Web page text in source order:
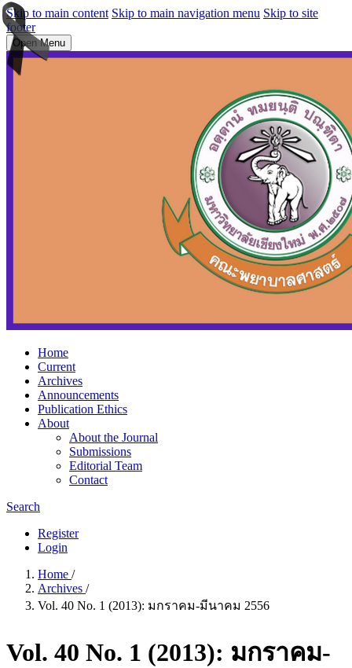
Skip to main content Skip to main navigation menu Skip to site
footer
Open Menu
Home
Current
Archives
Announcements
Publication Ethics
About
About the Journal
Submissions
Editorial Team
Contact
Search
Register
Login
Home /
Archives /
Vol. 40 No. 1 (2013): มกราคม-มีนาคม 2556
Vol. 40 No. 1 (2013): มกราคม-